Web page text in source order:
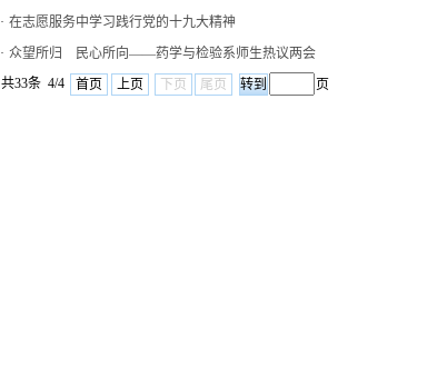
· 在志愿服务中学习践行党的十九大精神
· 众望所归 民心所向——药学与检验系师生热议两会
共33条 4/4
首页 上页 下页 尾页 页